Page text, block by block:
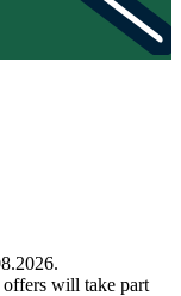
will take part